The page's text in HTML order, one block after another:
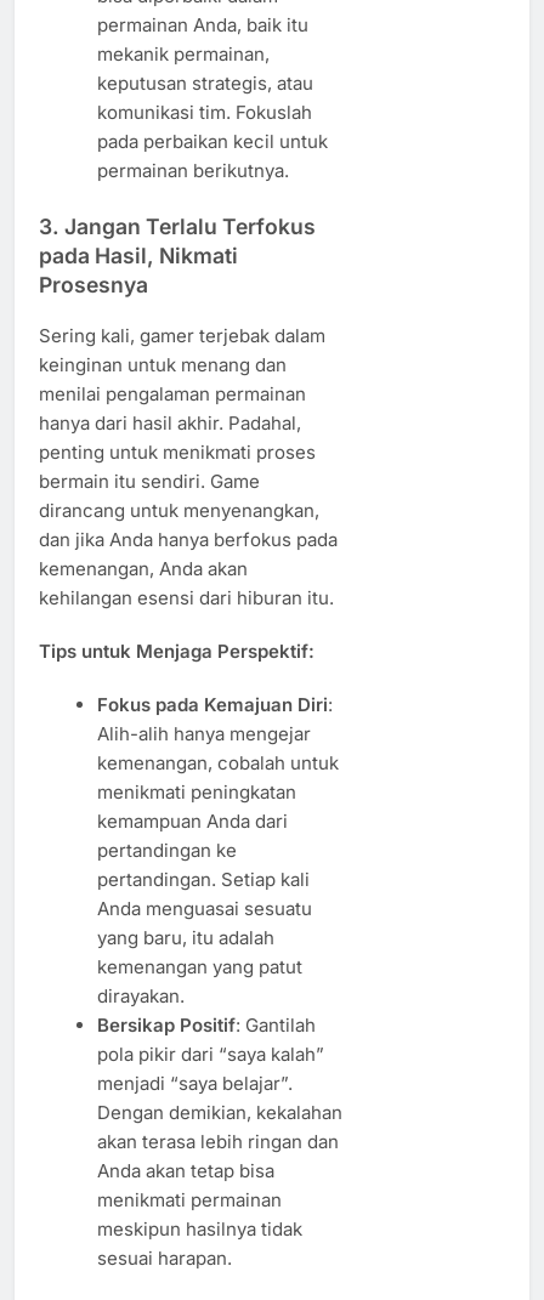
permainan Anda, baik itu
mekanik permainan,
keputusan strategis, atau
komunikasi tim. Fokuslah
pada perbaikan kecil untuk
permainan berikutnya.
3. Jangan Terlalu Terfokus
pada Hasil, Nikmati
Prosesnya
Sering kali, gamer terjebak dalam
keinginan untuk menang dan
menilai pengalaman permainan
hanya dari hasil akhir. Padahal,
penting untuk menikmati proses
bermain itu sendiri. Game
dirancang untuk menyenangkan,
dan jika Anda hanya berfokus pada
kemenangan, Anda akan
kehilangan esensi dari hiburan itu.
Tips untuk Menjaga Perspektif:
Fokus pada Kemajuan Diri:
Alih-alih hanya mengejar
kemenangan, cobalah untuk
menikmati peningkatan
kemampuan Anda dari
pertandingan ke
pertandingan. Setiap kali
Anda menguasai sesuatu
yang baru, itu adalah
kemenangan yang patut
dirayakan.
Bersikap Positif: Gantilah
pola pikir dari “saya kalah”
menjadi “saya belajar”.
Dengan demikian, kekalahan
akan terasa lebih ringan dan
Anda akan tetap bisa
menikmati permainan
meskipun hasilnya tidak
sesuai harapan.